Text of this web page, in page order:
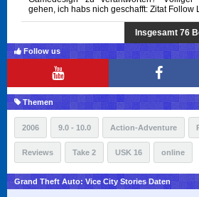
gehen, ich habs nich geschafft: Zitat Follow
Insgesamt 76
Follow us
Themen
2006 9.0 - 10.0 Action-Adventure
Reviews Take 2 USK 16 online
Grand Theft Auto: Vice City Stories Daten